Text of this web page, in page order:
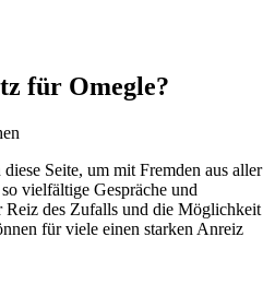
für Omegle?
Seite, um mit Fremden aus aller
vielfältige Gespräche und
Reiz des Zufalls und die Möglichkeit
für viele einen starken Anreiz